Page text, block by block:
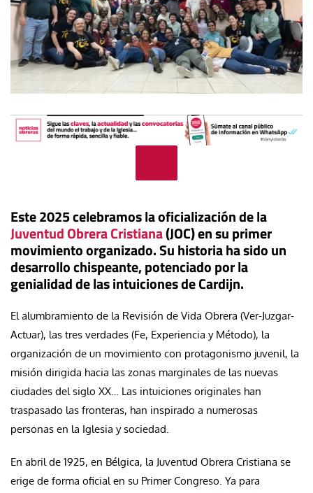
Este 2025 celebramos la oficialización de la
Juventud Obrera Cristiana(JOC) en su primer
movimiento organizado. Su historia ha sido un
desarrollo chispeante, potenciado por la
genialidad de las intuiciones de Cardijn.
El alumbramiento de la Revisión de Vida Obrera (Ver-Juzgar-
Actuar), las tres verdades (Fe, Experiencia y Método), la
organización de un movimiento con protagonismo juvenil, la
misión dirigida hacia las zonas marginales de las nuevas
ciudades del siglo XX… Las intuiciones originales han
traspasado las fronteras, han inspirado a numerosas
personas en la Iglesia y sociedad.
En abril de 1925, en Bélgica, la Juventud Obrera Cristiana se
erige de forma oficial en su Primer Congreso. Ya para